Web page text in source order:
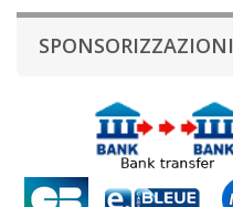
SPONSORIZZAZIONI